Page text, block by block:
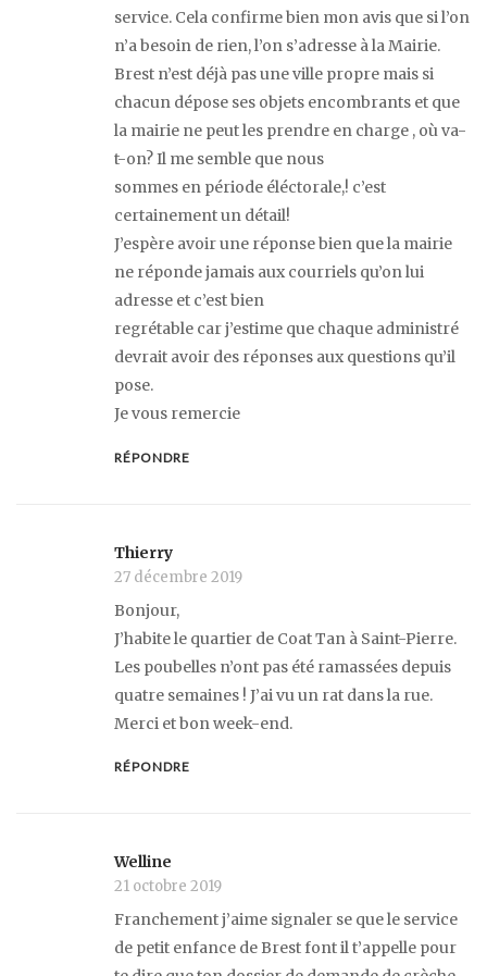
service. Cela confirme bien mon avis que si l’on
n’a besoin de rien, l’on s’adresse à la Mairie.
Brest n’est déjà pas une ville propre mais si
chacun dépose ses objets encombrants et que
la mairie ne peut les prendre en charge , où va-
t-on? Il me semble que nous
sommes en période éléctorale,! c’est
certainement un détail!
J’espère avoir une réponse bien que la mairie
ne réponde jamais aux courriels qu’on lui
adresse et c’est bien
regrétable car j’estime que chaque administré
devrait avoir des réponses aux questions qu’il
pose.
Je vous remercie
RÉPONDRE
Thierry
27 décembre 2019
Bonjour,
J’habite le quartier de Coat Tan à Saint-Pierre.
Les poubelles n’ont pas été ramassées depuis
quatre semaines ! J’ai vu un rat dans la rue.
Merci et bon week-end.
RÉPONDRE
Welline
21 octobre 2019
Franchement j’aime signaler se que le service
de petit enfance de Brest font il t’appelle pour